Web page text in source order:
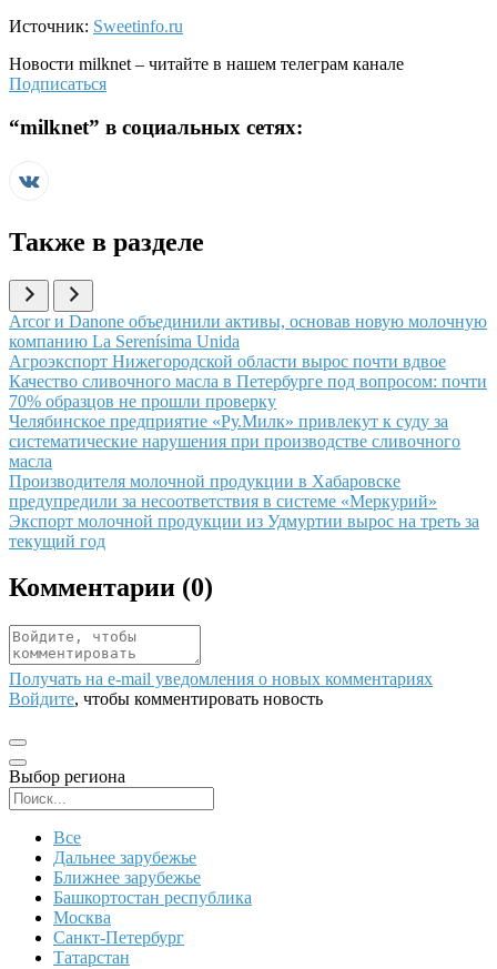
Источник: Sweetinfo.ru
Новости milknet – читайте в нашем телеграм канале
Подписаться
“milknet” в социальных сетях:
Также в разделе
Иллюстрация новости
Arcor и Danone объединили активы, основав новую молочную
компанию La Serenísima Unida
Иллюстрация новости
Агроэкспорт Нижегородской области вырос почти вдвое
Иллюстрация новости
Качество сливочного масла в Петербурге под вопросом: почти
70% образцов не прошли проверку
Иллюстрация новости
Челябинское предприятие «Ру.Милк» привлекут к суду за
систематические нарушения при производстве сливочного
масла
Иллюстрация новости
Производителя молочной продукции в Хабаровске
предупредили за несоответствия в системе «Меркурий»
Иллюстрация новости
Экспорт молочной продукции из Удмуртии вырос на треть за
текущий год
Комментарии (0)
Получать на e‑mail уведомления о новых комментариях
Войдите, чтобы комментировать новость
Выбор региона
Все
Дальнее зарубежье
Ближнее зарубежье
Башкортостан республика
Москва
Санкт-Петербург
Татарстан